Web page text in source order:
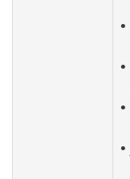
•
•
•
•